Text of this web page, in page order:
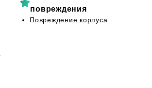
повреждения
Повреждение корпуса